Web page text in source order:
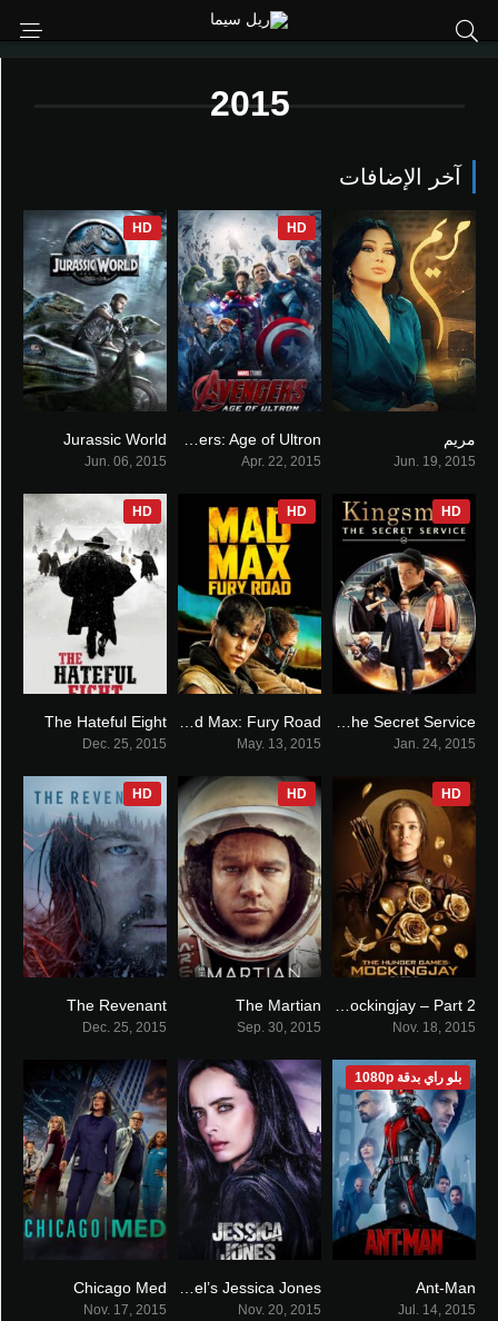
2015
آخر الإضافات
مريم
Jun. 19, 2015
7.3
HD
Avengers: Age of Ultron
Apr. 22, 2015
HD
Jurassic World
Jun. 06, 2015
7.7
HD
Jan. 24, 2015
8.1
HD
Mad Max: Fury Road
May. 13, 2015
7.8
HD
The Hateful Eight
Dec. 25, 2015
6.6
HD
Nov. 18, 2015
HD
The Martian
Sep. 30, 2015
HD
The Revenant
Dec. 25, 2015
بلو راي بدقة 1080p
Ant-Man
Jul. 14, 2015
7.5
Marvel’s Jessica Jones
Nov. 20, 2015
Chicago Med
Nov. 17, 2015